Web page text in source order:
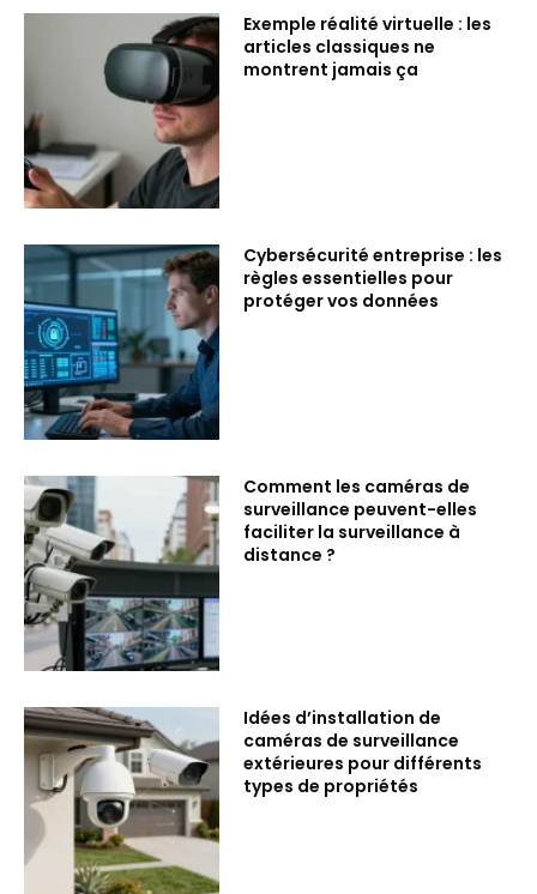
Exemple réalité virtuelle : les
articles classiques ne
montrent jamais ça
Cybersécurité entreprise : les
règles essentielles pour
protéger vos données
Comment les caméras de
surveillance peuvent-elles
faciliter la surveillance à
distance ?
Idées d’installation de
caméras de surveillance
extérieures pour différents
types de propriétés